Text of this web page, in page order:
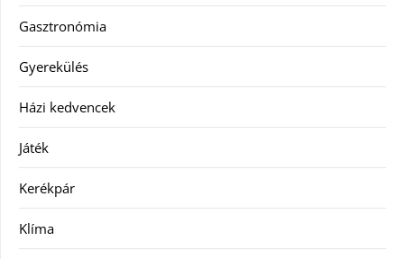
Gasztronómia
Gyerekülés
Házi kedvencek
Játék
Kerékpár
Klíma